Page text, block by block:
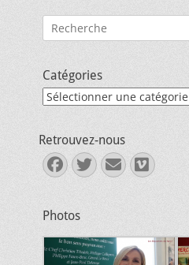
Rechercher :
Catégories
Catégories
Retrouvez-nous
Facebook
Twitter
E-
mail
Vimeo
Photos